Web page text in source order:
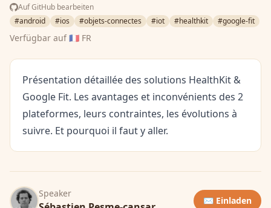
Auf GitHub bearbeiten
#android
#ios #objets-connectes #iot #healthkit #google-fit
Verfügbar auf🇫🇷 FR
Présentation détaillée des solutions HealthKit &
Google Fit. Les avantages et inconvénients des 2
plateformes, leurs contraintes, les évolutions à
suivre. Et pourquoi il faut y aller.
Speaker
✉️ Einladen